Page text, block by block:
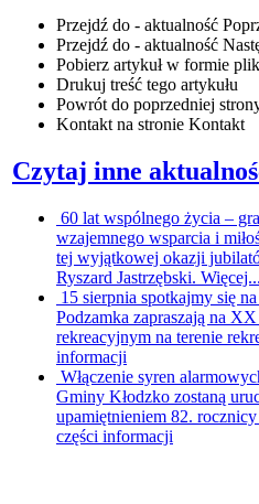
Przejdź do - aktualność
Przejdź do - aktualność
Pobierz artykuł w formie
Drukuj treść tego artykułu
Powrót do poprzedniej
Kontakt na stronie Kontakt
Czytaj inne
60 lat wspólnego życia –
wzajemnego wsparcia i
tej wyjątkowej okazji
Ryszard Jastrzębski. Więcej...
15 sierpnia spotkajmy się
Podzamka zapraszają na
rekreacyjnym na terenie
informacji
Włączenie syren
Gminy Kłodzko zostaną
upamiętnieniem 82.
części informacji